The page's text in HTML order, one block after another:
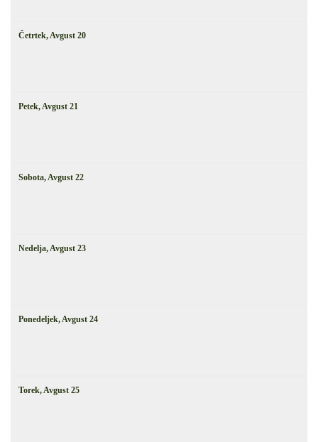
Četrtek,Avgust 20
Petek,Avgust 21
Sobota,Avgust 22
Nedelja,Avgust 23
Ponedeljek,Avgust 24
Torek,Avgust 25